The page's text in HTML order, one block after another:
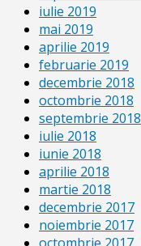
iulie 2019
mai 2019
aprilie 2019
februarie 2019
decembrie 2018
octombrie 2018
septembrie 2018
iulie 2018
iunie 2018
aprilie 2018
martie 2018
decembrie 2017
noiembrie 2017